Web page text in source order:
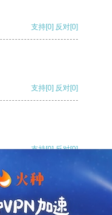
支持[0] 反对[0]
支持[0] 反对[0]
支持[0] 反对[0]
支持[0] 反对